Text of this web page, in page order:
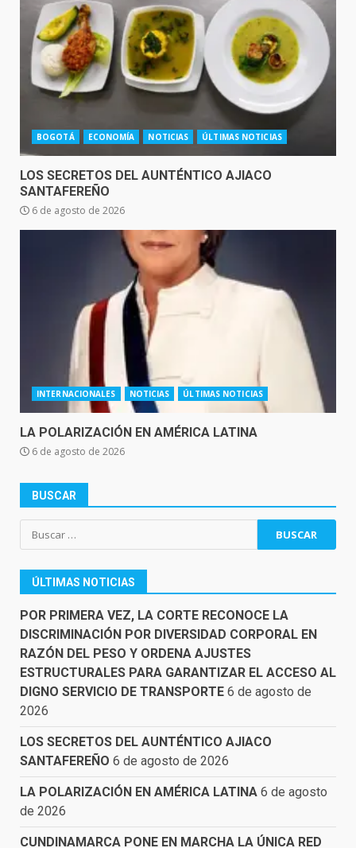
BOGOTÁ ECONOMÍA NOTICIAS ÚLTIMAS NOTICIAS
LOS SECRETOS DEL AUNTÉNTICO AJIACO
SANTAFEREÑO
6 de agosto de 2026
INTERNACIONALES NOTICIAS ÚLTIMAS NOTICIAS
LA POLARIZACIÓN EN AMÉRICA LATINA
6 de agosto de 2026
BUSCAR
Buscar:
ÚLTIMAS NOTICIAS
POR PRIMERA VEZ, LA CORTE RECONOCE LA
DISCRIMINACIÓN POR DIVERSIDAD CORPORAL EN
RAZÓN DEL PESO Y ORDENA AJUSTES
ESTRUCTURALES PARA GARANTIZAR EL ACCESO AL
DIGNO SERVICIO DE TRANSPORTE 6 de agosto de
2026
LOS SECRETOS DEL AUNTÉNTICO AJIACO
SANTAFEREÑO 6 de agosto de 2026
LA POLARIZACIÓN EN AMÉRICA LATINA 6 de agosto
de 2026
CUNDINAMARCA PONE EN MARCHA LA ÚNICA RED